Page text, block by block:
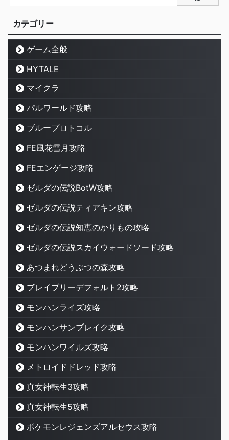
カテゴリー
ゲーム全般
HYTALE
マイクラ
パルワールド攻略
ブループロトコル
FE風花雪月攻略
FEエンゲージ攻略
ゼルダの伝説BotW攻略
ゼルダの伝説ティアキン攻略
ゼルダの伝説知恵のかりもの攻略
ゼルダの伝説スカイウォードソード攻略
あつまれどうぶつの森攻略
ブレイブリーデフォルト2攻略
モンハンライズ攻略
モンハンサンブレイク攻略
モンハンワイルズ攻略
メトロイドドレッド攻略
真女神転生3攻略
真女神転生5攻略
ポケモンレジェンズアルセウス攻略